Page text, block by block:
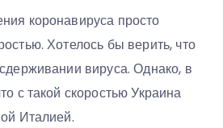
коронавируса просто
Хотелось бы верить, что
вируса. Однако, в
с такой скоростью Украина
Италией.